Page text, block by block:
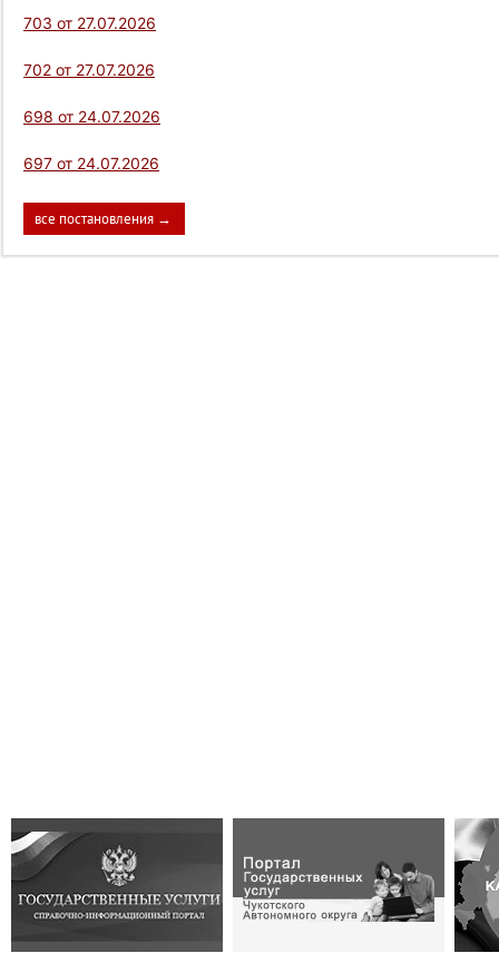
703 от 27.07.2026
702 от 27.07.2026
698 от 24.07.2026
697 от 24.07.2026
все постановления →